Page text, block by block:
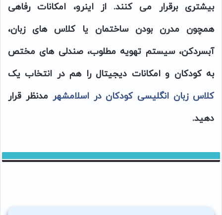
بیشتری برقرار می کنند. از اینرو، امکانات رفاهی
همچون مدرن بودن ساختمان یا کلاس های زبان،
آبسردکن، سیستم تهویه مطلوب، صندلی های مختص
به کودکان و امکانات دیجیتال را هم در انتخاب یک
کلاس زبان انگلیسی کودکان در اسلامشهر مدنظر قرار
دهید.